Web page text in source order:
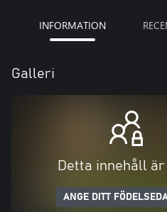
INFORMATION
Galleri
Detta innehåll
ANGE DITT